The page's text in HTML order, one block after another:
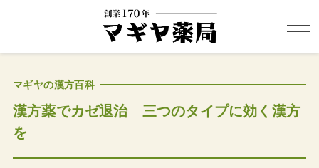
漢方薬でカゼ退治 三つのタイプに効く漢方
を
マギヤの漢方百科